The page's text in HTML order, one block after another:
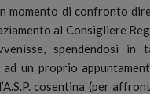
momento di confronto
al Consigliere
spendendosi
un proprio
cosentina (per